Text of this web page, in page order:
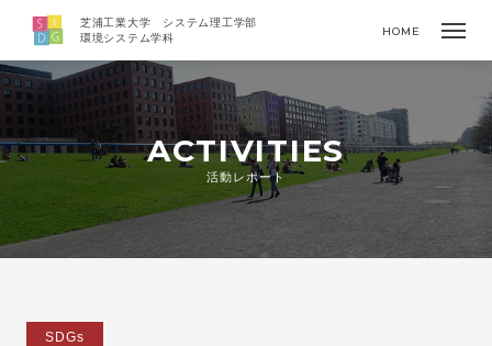
芝浦工業大学 システム理工学部
環境システム学科
HOME
ACTIVITIES
活動レポート
SDGs